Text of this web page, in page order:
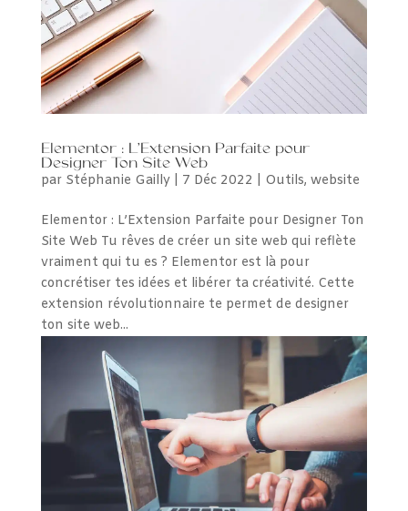
Elementor : L’Extension Parfaite pour
Designer Ton Site Web
par Stéphanie Gailly| 7 Déc 2022 Outils, website
Elementor : L’Extension Parfaite pour Designer Ton
Site Web Tu rêves de créer un site web qui reflète
vraiment qui tu es ? Elementor est là pour
concrétiser tes idées et libérer ta créativité. Cette
extension révolutionnaire te permet de designer
ton site web...